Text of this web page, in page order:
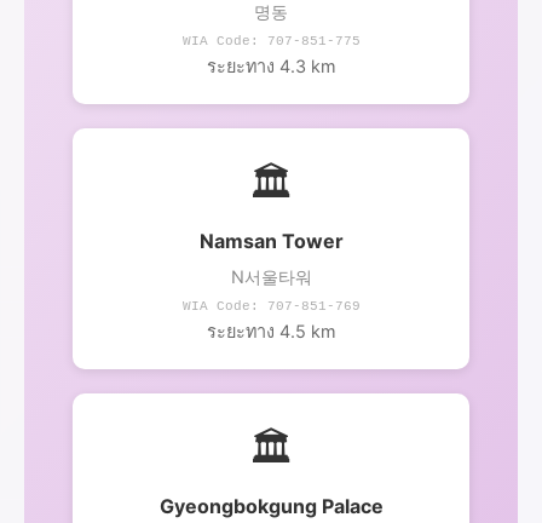
명동
WIA Code: 707-851-775
ระยะทาง 4.3 km
🏛️
Namsan Tower
N서울타워
WIA Code: 707-851-769
ระยะทาง 4.5 km
🏛️
Gyeongbokgung Palace